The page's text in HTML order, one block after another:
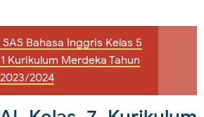
SAS Bahasa Inggris Kelas 5
Kurikulum Merdeka Tahun
2023/2024